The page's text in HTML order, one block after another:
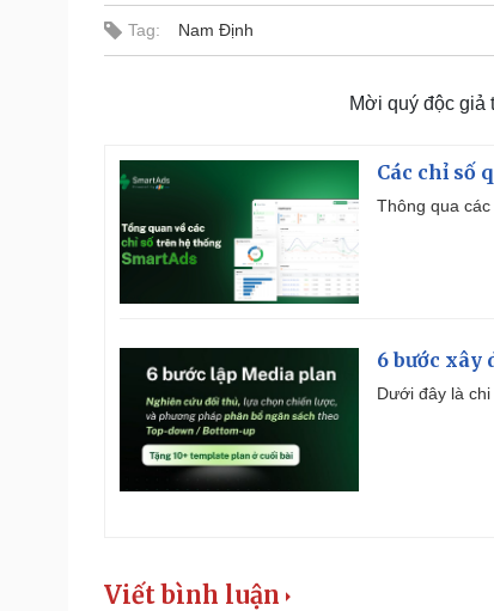
Tag: Nam Định
Mời quý độc giả
Các chỉ số
Thông qua
6 bước xây
Dưới đây là
Viết bình luận